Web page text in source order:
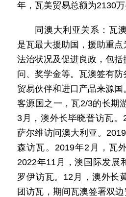
年，瓦美贸易总额为2130万
同澳大利亚关系：瓦
是瓦最大援助国，援助重点
法治状况及促进良政，包
问、奖学金等。瓦澳签有
贸易伙伴和进口产品来源
客源国之一，瓦2/3的长期
3月，澳外长毕晓普访瓦。
萨尔维访问澳大利亚。
森访瓦。2019年2月，瓦
2022年11月，澳国际发展
罗伊访瓦。12月，澳外长
团访瓦，期间瓦澳签署双